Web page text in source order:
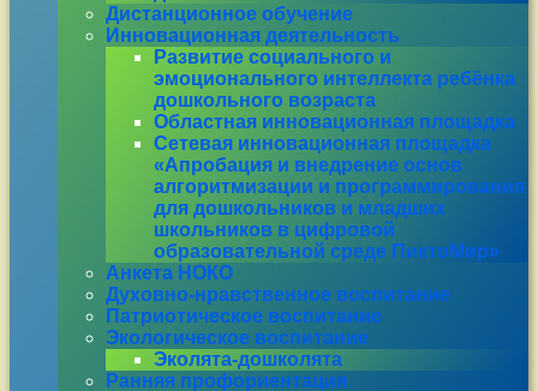
Дистанционное обучение
Инновационная деятельность
Развитие социального и
эмоционального интеллекта ребёнка
дошкольного возраста
Областная инновационная площадка
Сетевая инновационная площадка
«Апробация и внедрение основ
алгоритмизации и программирования
для дошкольников и младших
школьников в цифровой
образовательной среде ПиктоМир»
Анкета НОКО
Духовно-нравственное воспитание
Патриотическое воспитание
Экологическое воспитание
Эколята-дошколята
Ранняя профориентация